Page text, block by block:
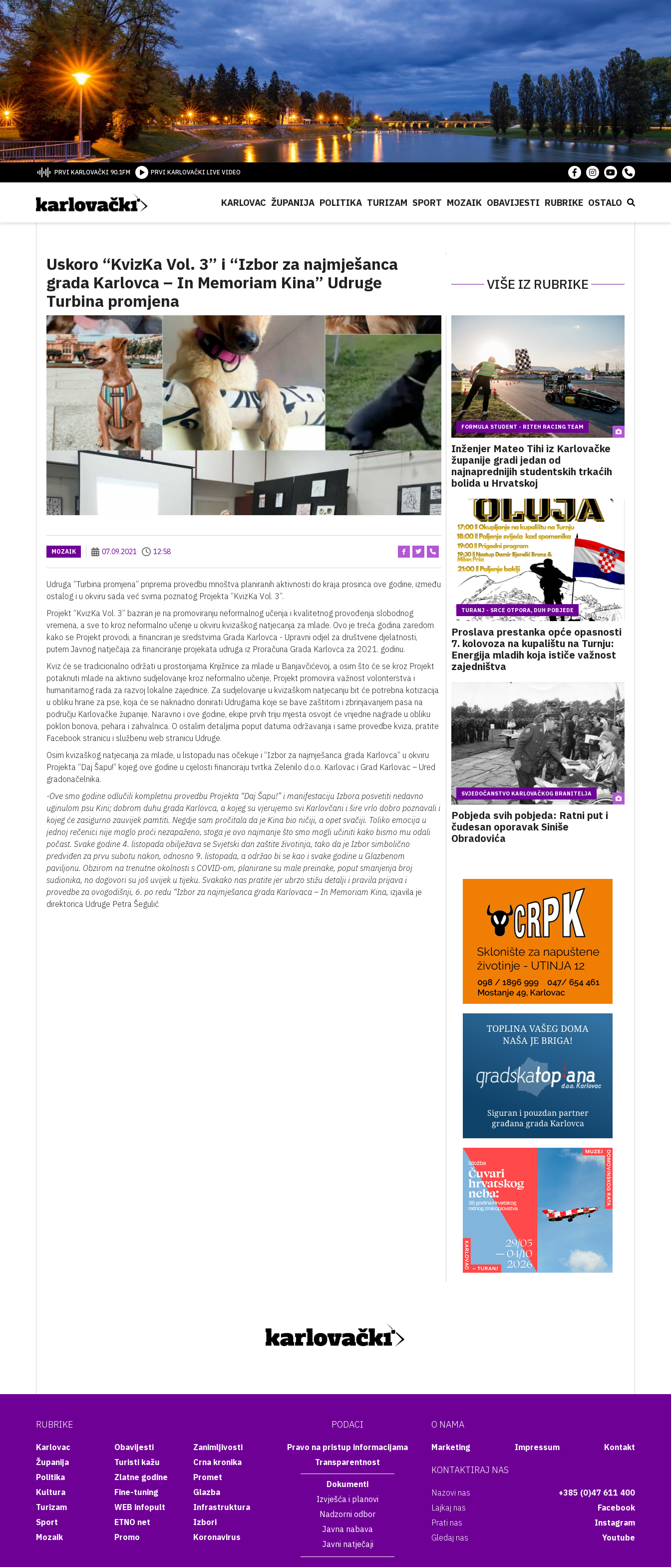
PRVI KARLOVAČKI 90.1FM PRVI KARLOVAČKI LIVE VIDEO
KARLOVAC ŽUPANIJA POLITIKA TURIZAM SPORT MOZAIK OBAVIJESTI RUBRIKE OSTALO
Uskoro “KvizKa Vol. 3” i “Izbor za najmješanca
grada Karlovca – In Memoriam Kina” Udruge
Turbina promjena
VIŠE IZ RUBRIKE
MOZAIK 07.09.2021 12:58
Udruga “Turbina promjena” priprema provedbu mnoštva planiranih aktivnosti do kraja prosinca ove godine, između
ostalog i u okviru sada već svima poznatog Projekta “KvizKa Vol. 3”.
Projekt “KvizKa Vol. 3” baziran je na promoviranju neformalnog učenja i kvalitetnog provođenja slobodnog
vremena, a sve to kroz neformalno učenje u okviru kvizaškog natjecanja za mlade. Ovo je treća godina zaredom
kako se Projekt provodi, a financiran je sredstvima Grada Karlovca - Upravni odjel za društvene djelatnosti,
putem Javnog natječaja za financiranje projekata udruga iz Proračuna Grada Karlovca za 2021. godinu.
Kviz će se tradicionalno održati u prostorijama Knjižnice za mlade u Banjavčićevoj, a osim što će se kroz Projekt
potaknuti mlade na aktivno sudjelovanje kroz neformalno učenje, Projekt promovira važnost volonterstva i
humanitarnog rada za razvoj lokalne zajednice. Za sudjelovanje u kvizaškom natjecanju bit će potrebna kotizacija
u obliku hrane za pse, koja će se naknadno donirati Udrugama koje se bave zaštitom i zbrinjavanjem pasa na
području Karlovačke županije. Naravno i ove godine, ekipe prvih triju mjesta osvojit će vrijedne nagrade u obliku
poklon bonova, pehara i zahvalnica. O ostalim detaljima poput datuma održavanja i same provedbe kviza, pratite
Facebook stranicu i službenu web stranicu Udruge.
Osim kvizaškog natjecanja za mlade, u listopadu nas očekuje i “Izbor za najmješanca grada Karlovca” u okviru
Projekta “Daj Šapu!” kojeg ove godine u cijelosti financiraju tvrtka Zelenilo d.o.o. Karlovac i Grad Karlovac – Ured
gradonačelnika.
-Ove smo godine odlučili kompletnu provedbu Projekta “Daj Šapu!” i manifestaciju Izbora posvetiti nedavno
uginulom psu Kini; dobrom duhu grada Karlovca, a kojeg su vjerujemo svi Karlovčani i šire vrlo dobro poznavali i
kojeg će zasigurno zauvijek pamtiti. Negdje sam pročitala da je Kina bio ničiji, a opet svačiji. Toliko emocija u
jednoj rečenici nije moglo proći nezapaženo, stoga je ovo najmanje što smo mogli učiniti kako bismo mu odali
počast. Svake godine 4. listopada obilježava se Svjetski dan zaštite životinja, tako da je Izbor simbolično
predviđen za prvu subotu nakon, odnosno 9. listopada, a održao bi se kao i svake godine u Glazbenom
paviljonu. Obzirom na trenutne okolnosti s COVID-om, planirane su male preinake, poput smanjenja broj
sudionika, no dogovori su još uvijek u tijeku. Svakako nas pratite jer ubrzo stižu detalji i pravila prijava i
provedbe za ovogodišnji, 6. po redu “Izbor za najmješanca grada Karlovaca – In Memoriam Kina, izjavila je
direktorica Udruge Petra Šegulić
FORMULA STUDENT - RITEH RACING TEAM
Inženjer Mateo Tihi iz Karlovačke
županije gradi jedan od
najnaprednijih studentskih trkaćih
bolida u Hrvatskoj
TURANJ - SRCE OTPORA, DUH POBJEDE
Proslava prestanka opće opasnosti
7. kolovoza na kupalištu na Turnju:
Energija mladih koja ističe važnost
zajedništva
SVJEDOČANSTVO KARLOVAČKOG BRANITELJA
Pobjeda svih pobjeda: Ratni put i
čudesan oporavak Siniše
Obradovića
RUBRIKE
Karlovac
Županija
Politika
Kultura
Turizam
Sport
Mozaik
Obavijesti
Turisti kažu
Zlatne godine
Fine-tuning
WEB infopult
ETNO net
Promo
Zanimljivosti
Crna kronika
Promet
Glazba
Infrastruktura
Izbori
Koronavirus
PODACI
Pravo na pristup informacijama
Transparentnost
Dokumenti
Izvješća i planovi
Nadzorni odbor
Javna nabava
Javni natječaji
O NAMA
Marketing Impressum Kontakt
KONTAKTIRAJ NAS
Nazovi nas
+385 (0)47 611 400
Lajkaj nas
Facebook
Prati nas
Instagram
Gledaj nas
Youtube